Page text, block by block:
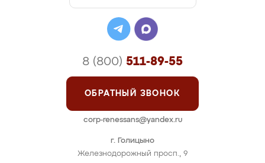
г. Голицыно
Железнодорожный просп., 9
8 (800) 511-89-55
ОБРАТНЫЙ ЗВОНОК
corp-renessans@yandex.ru